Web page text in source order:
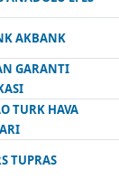
AKBANK
GARANTI
TURK HAVA
TUPRAS